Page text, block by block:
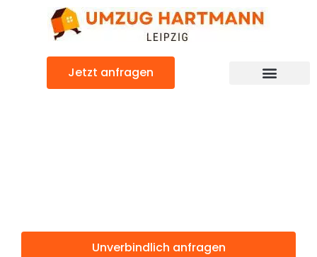
Jetzt anfragen
Unverbindlich anfragen